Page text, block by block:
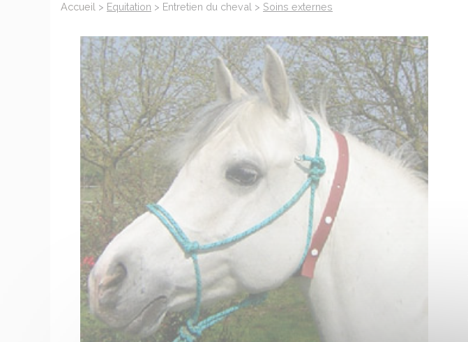
Accueil > Equitation > Entretien du cheval > Soins externes